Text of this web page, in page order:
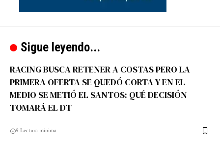
Sigue leyendo...
RACING BUSCA RETENER A COSTAS PERO LA
PRIMERA OFERTA SE QUEDÓ CORTA Y EN EL
MEDIO SE METIÓ EL SANTOS: QUÉ DECISIÓN
TOMARÁ EL DT
9 Lectura mínima